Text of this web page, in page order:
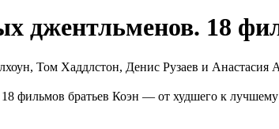
джентльменов. 18
Том Хаддлстон, Денис Рузаев и Анастасия